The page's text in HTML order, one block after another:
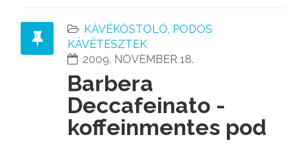
KÁVÉKÓSTOLÓ, PODOS
KÁVÉTESZTEK
2009. NOVEMBER 18.
Barbera
Deccafeinato -
koffeinmentes pod